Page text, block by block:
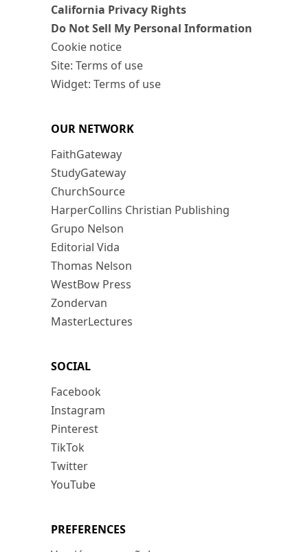
California Privacy Rights
Do Not Sell My Personal Information
Cookie notice
Site: Terms of use
Widget: Terms of use
OUR NETWORK
FaithGateway
StudyGateway
ChurchSource
HarperCollins Christian Publishing
Grupo Nelson
Editorial Vida
Thomas Nelson
WestBow Press
Zondervan
MasterLectures
SOCIAL
Facebook
Instagram
Pinterest
TikTok
Twitter
YouTube
PREFERENCES